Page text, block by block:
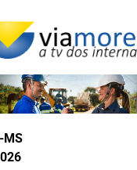
MS